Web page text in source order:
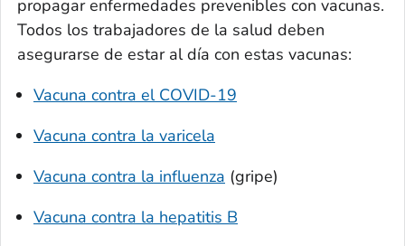
propagar enfermedades prevenibles con vacunas.
Todos los trabajadores de la salud deben
asegurarse de estar al día con estas vacunas:
Vacuna contra el COVID-19
Vacuna contra la varicela
Vacuna contra la influenza (gripe)
Vacuna contra la hepatitis B